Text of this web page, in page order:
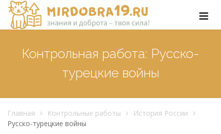
Контрольная работа: Русско-
турецкие войны
Главная Контрольные работы
История России
Русско-турецкие войны